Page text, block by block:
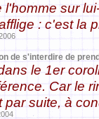
l'homme sur
: c'est la
de s'interdire de
le 1er
Car le
par suite, à